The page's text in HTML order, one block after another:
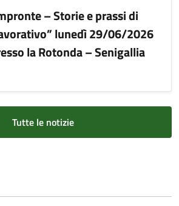
– Storie e prassi di
lunedì 29/06/2026
la Rotonda – Senigallia
Tutte le notizie